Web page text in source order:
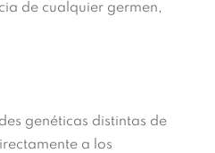
de cualquier germen,
genéticas distintas de
a los